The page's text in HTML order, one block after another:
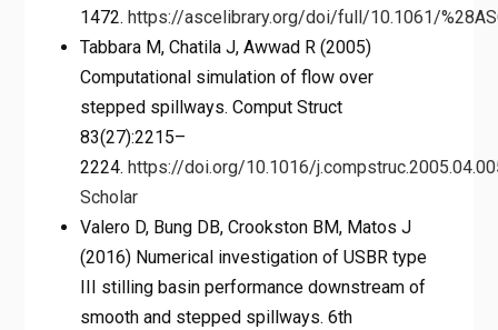
1472. https://ascelibrary.org/doi/full/10.1061/
Tabbara M, Chatila J, Awwad R (2005)
Computational simulation of flow over
stepped spillways. Comput Struct
83(27):2215–
2224. https://doi.org/10.1016/
Scholar
Valero D, Bung DB, Crookston BM, Matos J
(2016) Numerical investigation of USBR type
III stilling basin performance downstream of
smooth and stepped spillways. 6th